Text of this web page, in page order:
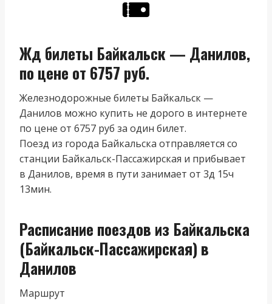
Жд билеты Байкальск — Данилов,
по цене от 6757 руб.
Железнодорожные билеты Байкальск —
Данилов можно купить не дорого в интернете
по цене от 6757 руб за один билет.
Поезд из города Байкальска отправляется со
станции Байкальск-Пассажирская и прибывает
в Данилов, время в пути занимает от 3д 15ч
13мин.
Расписание поездов из Байкальска
(Байкальск-Пассажирская) в
Данилов
Маршрут